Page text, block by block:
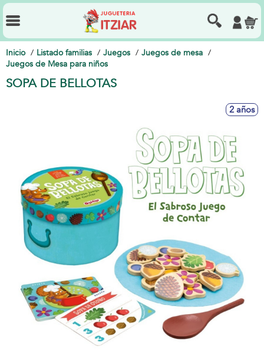
Inicio Listado familias Juegos
Juegos de mesa
Juegos de Mesa para niños
SOPA DE BELLOTAS
2 años